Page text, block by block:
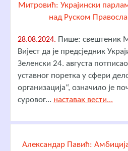
Митровић: Украјински
над Руском
28.08.2024. Пише: свештеник
Вијест да је предсједник
Зеленски 24. августа
уставног поретка у сфери
организација“, означило је
суровог... наставак вести...
Александар Павић: